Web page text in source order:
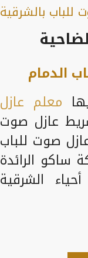
للباب بالشرقية
الدمام
معلم عازل
عازل صوت
صوت للباب
ساكو الرائدة
الشرقية